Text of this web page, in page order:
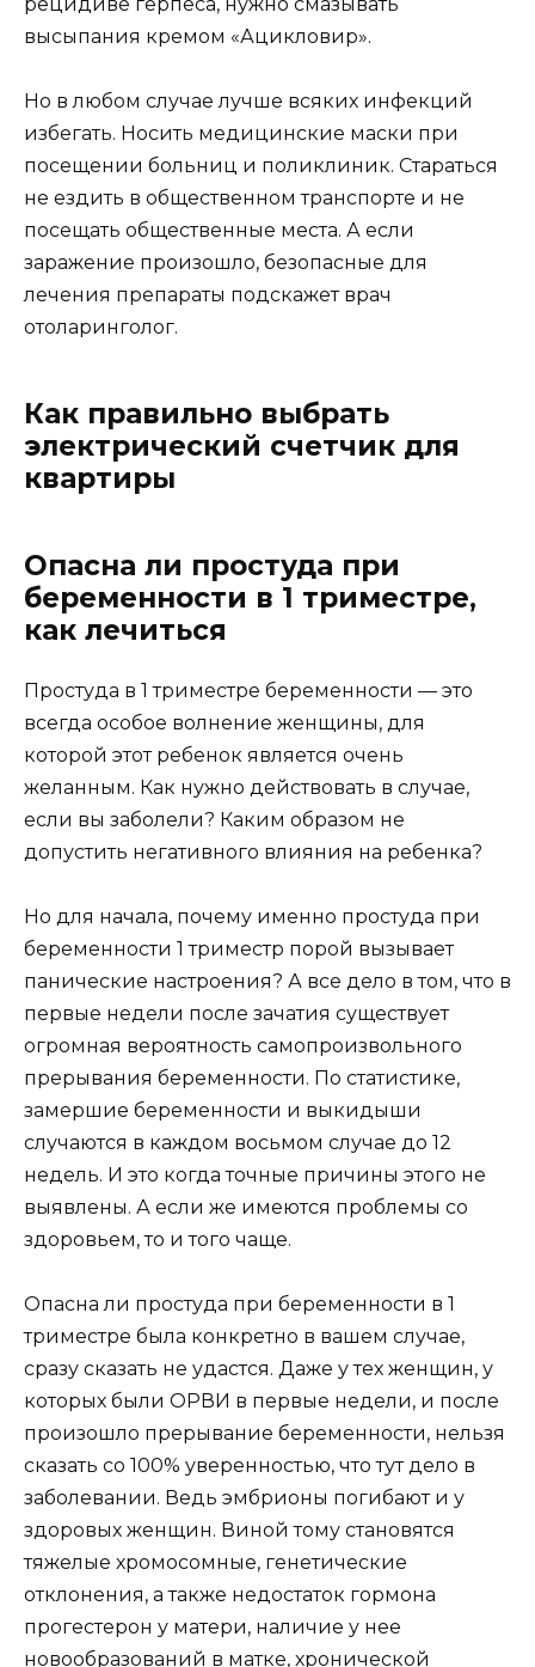
высыпания кремом «Ацикловир».
Но в любом случае лучше всяких инфекций
избегать. Носить медицинские маски при
посещении больниц и поликлиник. Стараться
не ездить в общественном транспорте и не
посещать общественные места. А если
заражение произошло, безопасные для
лечения препараты подскажет врач
отоларинголог.
Как правильно выбрать
электрический счетчик для
квартиры
Опасна ли простуда при
беременности в 1 триместре,
как лечиться
Простуда в 1 триместре беременности — это
всегда особое волнение женщины, для
которой этот ребенок является очень
желанным. Как нужно действовать в случае,
если вы заболели? Каким образом не
допустить негативного влияния на ребенка?
Но для начала, почему именно простуда при
беременности 1 триместр порой вызывает
панические настроения? А все дело в том, что в
первые недели после зачатия существует
огромная вероятность самопроизвольного
прерывания беременности. По статистике,
замершие беременности и выкидыши
случаются в каждом восьмом случае до 12
недель. И это когда точные причины этого не
выявлены. А если же имеются проблемы со
здоровьем, то и того чаще.
Опасна ли простуда при беременности в 1
триместре была конкретно в вашем случае,
сразу сказать не удастся. Даже у тех женщин, у
которых были ОРВИ в первые недели, и после
произошло прерывание беременности, нельзя
сказать со 100% уверенностью, что тут дело в
заболевании. Ведь эмбрионы погибают и у
здоровых женщин. Виной тому становятся
тяжелые хромосомные, генетические
отклонения, а также недостаток гормона
прогестерон у матери, наличие у нее
новообразований в матке, хронической